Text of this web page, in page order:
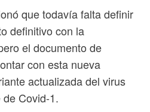
que todavía falta definir
definitivo con la
el documento de
con esta nueva
actualizada del virus
Covid-1.